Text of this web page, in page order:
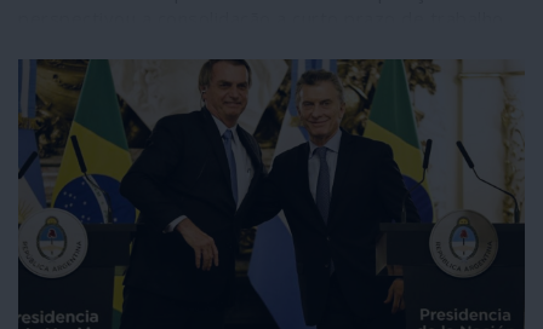
Organização Mundial de Comércio, modalidades de
pagamentos internacionais, incluindo militares, feitas de
maneira a contornar o dólar e outras acções
internacionais conjugadas são razões de pesadelo para
Trump. O RIC tem uma zona de influência que envolve
praticamente metade da população mundial e abana o
globalismo unilateralista.